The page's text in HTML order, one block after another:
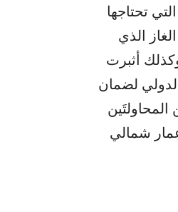
تحتاجها
الذي
أثبرت
لضمان
المحاولتَين
شمالي